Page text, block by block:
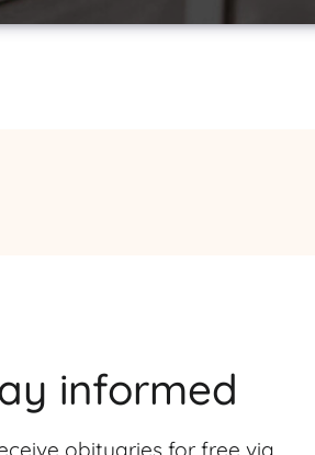
informed
obituaries for free via